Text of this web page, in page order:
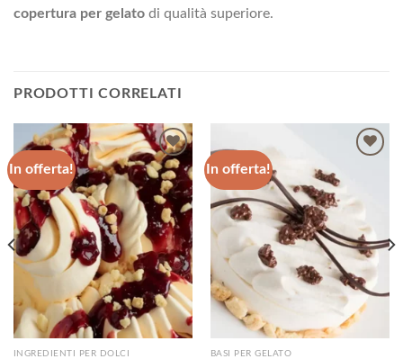
copertura per gelato di qualità superiore.
PRODOTTI CORRELATI
In offerta!
Aggiungi
alla lista
dei
desideri
INGREDIENTI PER DOLCI
In offerta!
desideri
BASI PER GELATO